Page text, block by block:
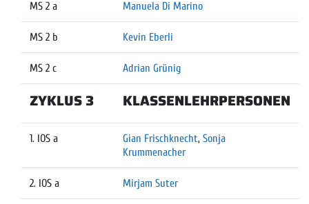
MS 2 a Manuela Di Marino
MS 2 b Kevin Eberli
MS 2 c Adrian Grünig
ZYKLUS 3 KLASSENLEHRPERSONEN
1. IOS a Gian Frischknecht, Sonja
Krummenacher
2. IOS a Mirjam Suter